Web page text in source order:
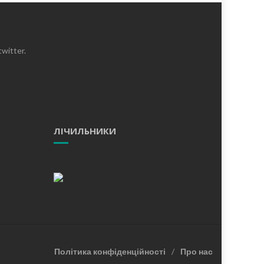
ЛІЧИЛЬНИКИ
Політика конфіденційності Про нас